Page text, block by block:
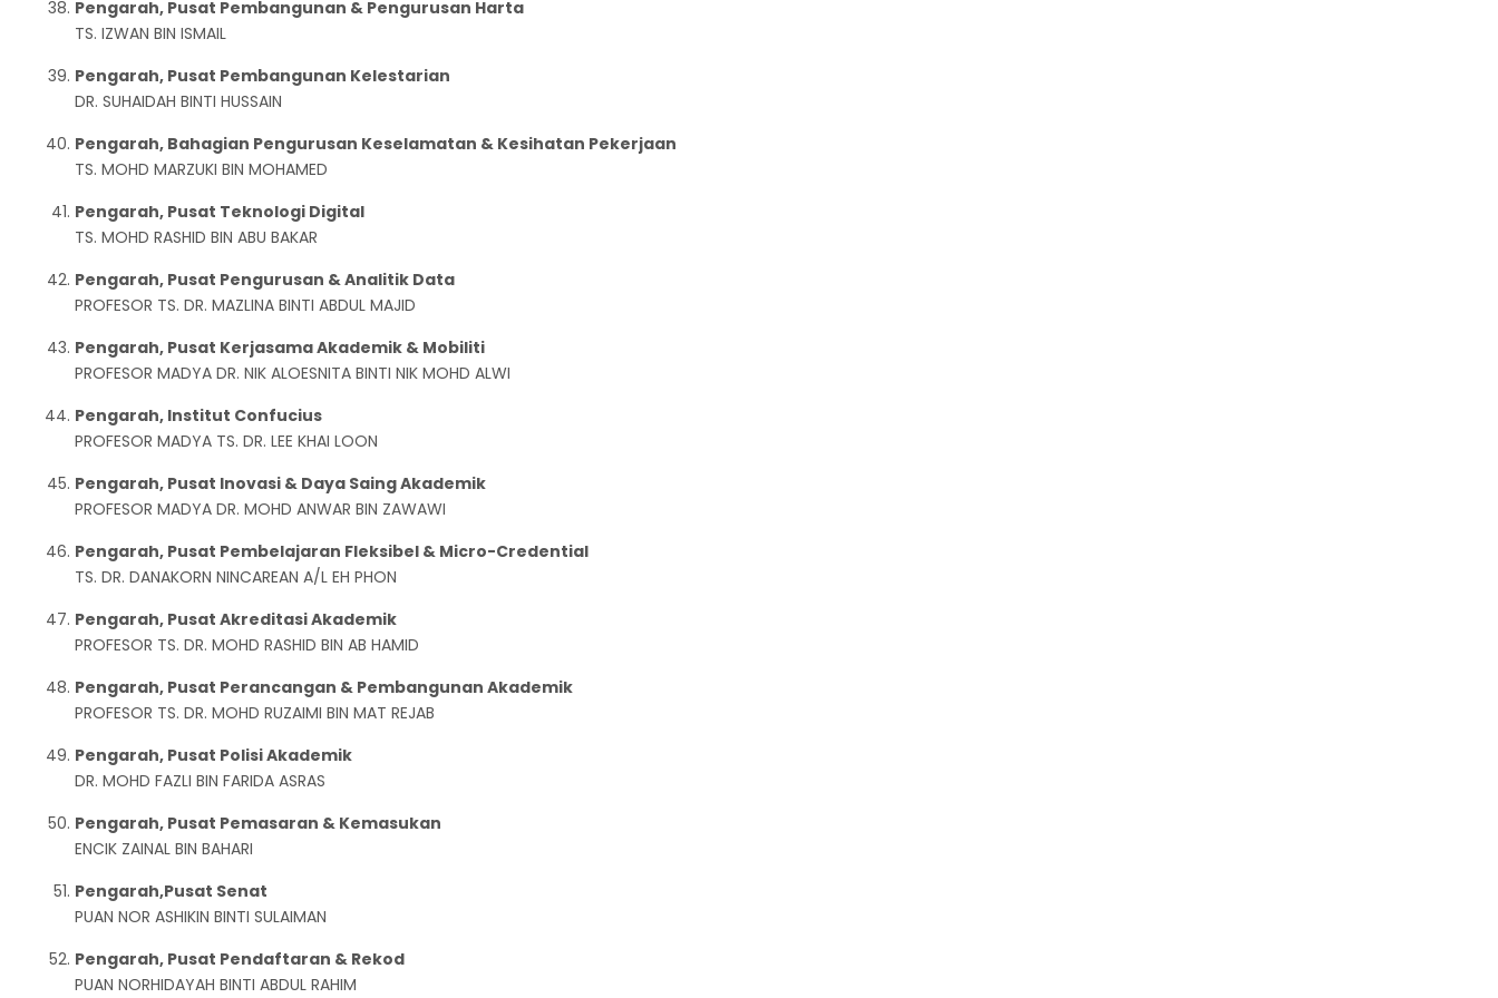
Pengarah, Pusat Pembangunan & Pengurusan Harta
TS. IZWAN BIN ISMAIL
Pengarah, Pusat Pembangunan Kelestarian
DR. SUHAIDAH BINTI HUSSAIN
Pengarah, Bahagian Pengurusan Keselamatan & Kesihatan Pekerjaan
TS. MOHD MARZUKI BIN MOHAMED
Pengarah, Pusat Teknologi Digital
TS. MOHD RASHID BIN ABU BAKAR
Pengarah, Pusat Pengurusan & Analitik Data
PROFESOR TS. DR. MAZLINA BINTI ABDUL MAJID
Pengarah, Pusat Kerjasama Akademik & Mobiliti
PROFESOR MADYA DR. NIK ALOESNITA BINTI NIK MOHD ALWI
Pengarah, Institut Confucius
PROFESOR MADYA TS. DR. LEE KHAI LOON
Pengarah, Pusat Inovasi & Daya Saing Akademik
PROFESOR MADYA DR. MOHD ANWAR BIN ZAWAWI
Pengarah, Pusat Pembelajaran Fleksibel & Micro-Credential
TS. DR. DANAKORN NINCAREAN A/L EH PHON
Pengarah, Pusat Akreditasi Akademik
PROFESOR TS. DR. MOHD RASHID BIN AB HAMID
Pengarah, Pusat Perancangan & Pembangunan Akademik
PROFESOR TS. DR. MOHD RUZAIMI BIN MAT REJAB
Pengarah, Pusat Polisi Akademik
DR. MOHD FAZLI BIN FARIDA ASRAS
Pengarah, Pusat Pemasaran & Kemasukan
ENCIK ZAINAL BIN BAHARI
Pengarah,Pusat Senat
PUAN NOR ASHIKIN BINTI SULAIMAN
Pengarah, Pusat Pendaftaran & Rekod
PUAN NORHIDAYAH BINTI ABDUL RAHIM